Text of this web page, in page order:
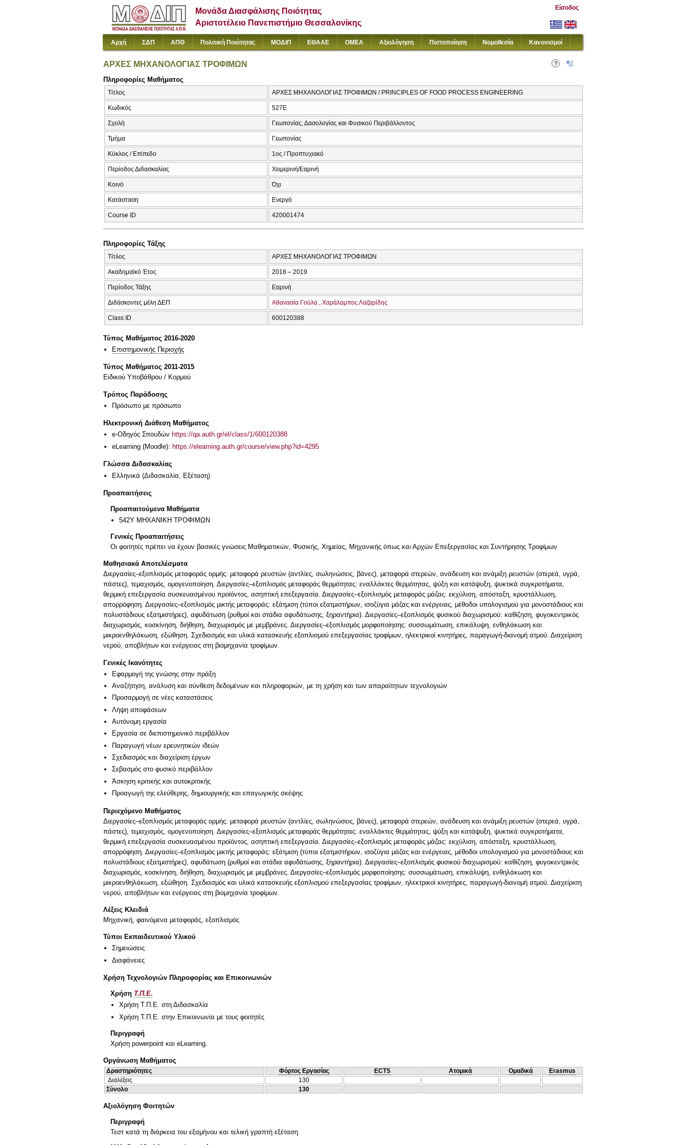
Μονάδα Διασφάλισης Ποιότητας
Αριστοτέλειο Πανεπιστήμιο Θεσσαλονίκης
Είσοδος
Αρχή ΣΔΠ ΑΠΘ Πολιτική Ποιότητας ΜΟΔΙΠ ΕΘΑΑΕ ΟΜΕΑ Αξιολόγηση Πιστοποίηση Νομοθεσία Κανονισμοί
ΑΡΧΕΣ ΜΗΧΑΝΟΛΟΓΙΑΣ ΤΡΟΦΙΜΩΝ
Πληροφορίες Μαθήματος
Τίτλος ΑΡΧΕΣ ΜΗΧΑΝΟΛΟΓΙΑΣ ΤΡΟΦΙΜΩΝ / PRINCIPLES OF FOOD PROCESS ENGINEERING
Κωδικός 527Ε
Σχολή Γεωπονίας, Δασολογίας και Φυσικού Περιβάλλοντος
Τμήμα Γεωπονίας
Κύκλος / Επίπεδο 1ος / Προπτυχιακό
Περίοδος Διδασκαλίας Χειμερινή/Εαρινή
Κοινό Όχι
Κατάσταση Ενεργό
Course ID 420001474
Πληροφορίες Τάξης
Τίτλος ΑΡΧΕΣ ΜΗΧΑΝΟΛΟΓΙΑΣ ΤΡΟΦΙΜΩΝ
Ακαδημαϊκό Έτος 2018 – 2019
Περίοδος Τάξης Εαρινή
Διδάσκοντες μέλη ΔΕΠ Αθανασία Γούλα Χαράλαμπος Λαζαρίδης
Class ID 600120388
Τύπος Μαθήματος 2016-2020
Επιστημονικής Περιοχής
Τύπος Μαθήματος 2011-2015
Ειδικού Υποβάθρου / Κορμού
Τρόπος Παράδοσης
Πρόσωπο με πρόσωπο
Ηλεκτρονική Διάθεση Μαθήματος
e-Οδηγός Σπουδών https://qa.auth.gr/el/class/1/600120388
eLearning (Moodle): https://elearning.auth.gr/course/view.php?id=4295
Γλώσσα Διδασκαλίας
Ελληνικά (Διδασκαλία, Εξέταση)
Προαπαιτήσεις
Προαπαιτούμενα Μαθήματα
542Υ ΜΗΧΑΝΙΚΗ ΤΡΟΦΙΜΩΝ
Γενικές Προαπαιτήσεις
Οι φοιτητές πρέπει να έχουν βασικές γνώσεις Μαθηματικών, Φυσικής, Χημείας, Μηχανικής όπως και Αρχών Επεξεργασίας και Συντήρησης Τροφίμων
Μαθησιακά Αποτελέσματα
Διεργασίες–εξοπλισμός μεταφοράς ορμής: μεταφορά ρευστών (αντλίες, σωληνώσεις, βάνες), μεταφορά στερεών, ανάδευση και ανάμιξη ρευστών (στερεά, υγρά,
πάστες), τεμαχισμός, ομογενοποίηση. Διεργασίες–εξοπλισμός μεταφοράς θερμότητας: εναλλάκτες θερμότητας, ψύξη και κατάψυξη, ψυκτικά συγκροτήματα,
θερμική επεξεργασία συσκευασμένου προϊόντος, ασηπτική επεξεργασία. Διεργασίες–εξοπλισμός μεταφοράς μάζας: εκχύλιση, απόσταξη, κρυστάλλωση,
απορρόφηση. Διεργασίες–εξοπλισμός μικτής μεταφοράς: εξάτμιση (τύποι εξατμιστήρων, ισοζύγια μάζας και ενέργειας, μέθοδοι υπολογισμού για μονοστάδιους και
πολυστάδιους εξατμιστήρες), αφυδάτωση (ρυθμοί και στάδια αφυδάτωσης, ξηραντήρια). Διεργασίες–εξοπλισμός φυσικού διαχωρισμού: καθίζηση, φυγοκεντρικός
διαχωρισμός, κοσκίνηση, διήθηση, διαχωρισμός με μεμβράνες. Διεργασίες–εξοπλισμός μορφοποίησης: συσσωμάτωση, επικάλυψη, ενθηλάκωση και
μικροενθηλάκωση, εξώθηση. Σχεδιασμός και υλικά κατασκευής εξοπλισμού επεξεργασίας τροφίμων, ηλεκτρικοί κινητήρες, παραγωγή-διανομή ατμού. Διαχείριση
νερού, αποβλήτων και ενέργειας στη βιομηχανία τροφίμων.
Γενικές Ικανότητες
Εφαρμογή της γνώσης στην πράξη
Αναζήτηση, ανάλυση και σύνθεση δεδομένων και πληροφοριών, με τη χρήση και των απαραίτητων τεχνολογιών
Προσαρμογή σε νέες καταστάσεις
Λήψη αποφάσεων
Αυτόνομη εργασία
Εργασία σε διεπιστημονικό περιβάλλον
Παραγωγή νέων ερευνητικών ιδεών
Σχεδιασμός και διαχείριση έργων
Σεβασμός στο φυσικό περιβάλλον
Άσκηση κριτικής και αυτοκριτικής
Προαγωγή της ελεύθερης, δημιουργικής και επαγωγικής σκέψης
Περιεχόμενο Μαθήματος
Διεργασίες–εξοπλισμός μεταφοράς ορμής: μεταφορά ρευστών (αντλίες, σωληνώσεις, βάνες), μεταφορά στερεών, ανάδευση και ανάμιξη ρευστών (στερεά, υγρά,
πάστες), τεμαχισμός, ομογενοποίηση. Διεργασίες–εξοπλισμός μεταφοράς θερμότητας: εναλλάκτες θερμότητας, ψύξη και κατάψυξη, ψυκτικά συγκροτήματα,
θερμική επεξεργασία συσκευασμένου προϊόντος, ασηπτική επεξεργασία. Διεργασίες–εξοπλισμός μεταφοράς μάζας: εκχύλιση, απόσταξη, κρυστάλλωση,
απορρόφηση. Διεργασίες–εξοπλισμός μικτής μεταφοράς: εξάτμιση (τύποι εξατμιστήρων, ισοζύγια μάζας και ενέργειας, μέθοδοι υπολογισμού για μονοστάδιους και
πολυστάδιους εξατμιστήρες), αφυδάτωση (ρυθμοί και στάδια αφυδάτωσης, ξηραντήρια). Διεργασίες–εξοπλισμός φυσικού διαχωρισμού: καθίζηση, φυγοκεντρικός
διαχωρισμός, κοσκίνηση, διήθηση, διαχωρισμός με μεμβράνες. Διεργασίες–εξοπλισμός μορφοποίησης: συσσωμάτωση, επικάλυψη, ενθηλάκωση και
μικροενθηλάκωση, εξώθηση. Σχεδιασμός και υλικά κατασκευής εξοπλισμού επεξεργασίας τροφίμων, ηλεκτρικοί κινητήρες, παραγωγή-διανομή ατμού. Διαχείριση
νερού, αποβλήτων και ενέργειας στη βιομηχανία τροφίμων.
Λέξεις Κλειδιά
Μηχανική, φαινόμενα μεταφοράς, εξοπλισμός
Τύποι Εκπαιδευτικού Υλικού
Σημειώσεις
Διαφάνειες
Χρήση Τεχνολογιών Πληροφορίας και Επικοινωνιών
Χρήση Τ.Π.Ε.
Χρήση Τ.Π.Ε. στη Διδασκαλία
Χρήση Τ.Π.Ε. στην Επικοινωνία με τους φοιτητές
Περιγραφή
Χρήση powerpoint και eLearning.
Οργάνωση Μαθήματος
Δραστηριότητες Φόρτος Εργασίας ECTS Ατομικά Ομαδικά
Erasmus
Διαλέξεις
130
Σύνολο
130
Αξιολόγηση Φοιτητών
Περιγραφή
Τεστ κατά τη διάρκεια του εξαμήνου και τελική γραπτή εξέταση